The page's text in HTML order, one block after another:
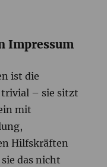
Impressum
ist die
– sie sitzt
mit
Hilfskräften
das nicht